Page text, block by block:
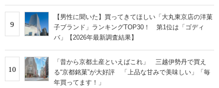
9
【男性に聞いた】買ってきてほしい「大丸東京店の洋菓
子ブランド」ランキングTOP30！ 第1位は「ゴディ
バ」【2026年最新調査結果】
10
「昔から京都土産といえばこれ」 三越伊勢丹で買え
る“京都銘菓”が大好評 「上品な甘みで美味しい」「毎
年買ってます！」